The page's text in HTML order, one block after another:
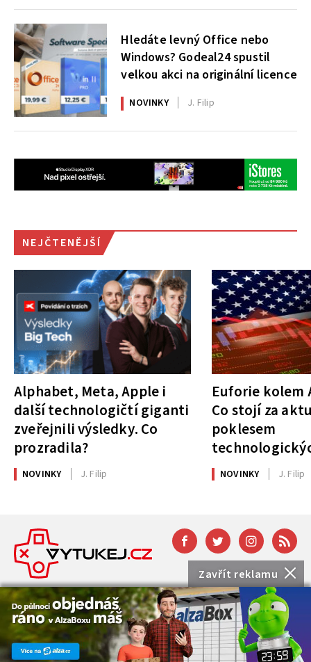
Zavřít reklamu
Hledáte levný Office nebo
Windows? Godeal24 spustil
velkou akci na originální licence
NOVINKY J. Filip
NEJČTENĚJŠÍ
Alphabet, Meta, Apple i
další technologičtí giganti
zveřejnili výsledky. Co
prozradila?
NOVINKY J. Filip
Euforie kolem
Co stojí za
poklesem
NOVINKY J. Filip